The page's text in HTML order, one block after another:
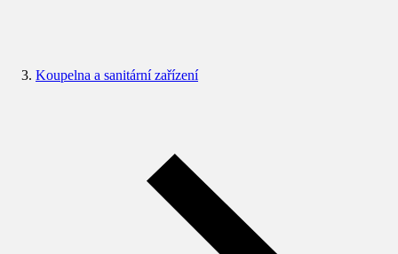
Koupelna a sanitární zařízení